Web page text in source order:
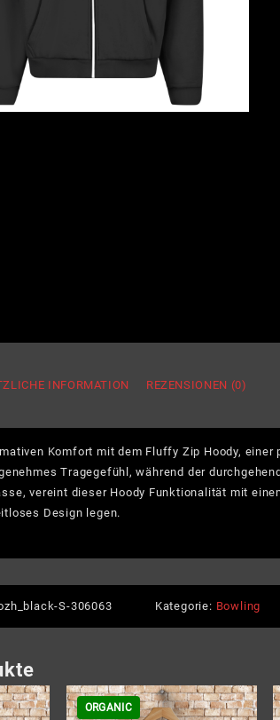
INFORMATION REZENSIONEN (0)
Komfort mit dem Fluffy Zip Hoody,
Tragegefühl, während der
vereint dieser Hoody Funktionalität mit
Design legen.
S-306063 Kategorie: Bowling
ORGANIC